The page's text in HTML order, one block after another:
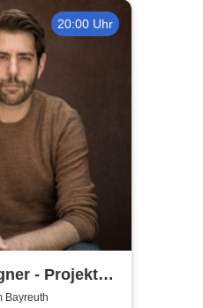
20:00 Uhr
- Projekt
Bayreuth